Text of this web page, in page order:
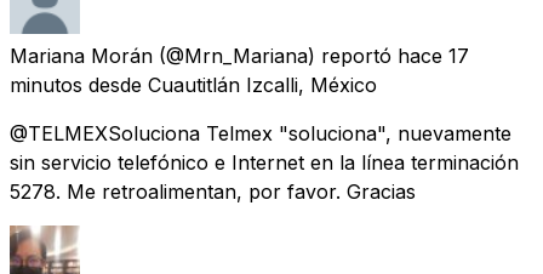
Mariana Morán (@Mrn_Mariana) reportó hace 17
minutos desde Cuautitlán Izcalli, México
@TELMEXSoluciona Telmex "soluciona", nuevamente
sin servicio telefónico e Internet en la línea terminación
5278. Me retroalimentan, por favor. Gracias